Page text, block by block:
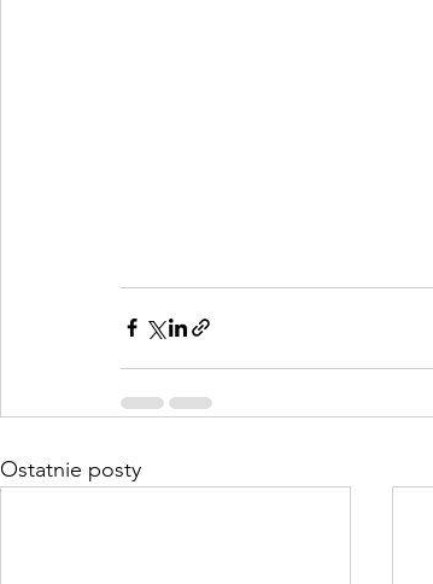
Ostatnie posty